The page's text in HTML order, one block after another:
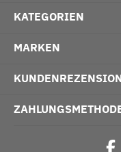
KATEGORIEN
MARKEN